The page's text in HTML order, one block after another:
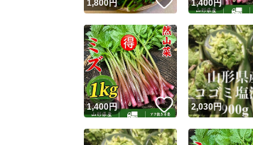
1,800円 1,400円
1,400円 いいね！
2,030円